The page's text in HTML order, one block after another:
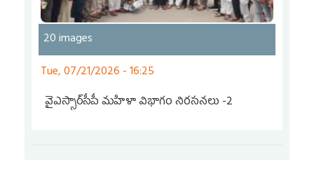
20 images
Tue, 07/21/2026 - 16:25
వైఎస్సార్‌సీపీ మహిళా విభాగం నిరసనలు -2